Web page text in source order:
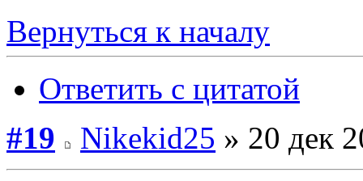
Вернуться к началу
Ответить с цитатой
#19
Nikekid25 » 20 дек